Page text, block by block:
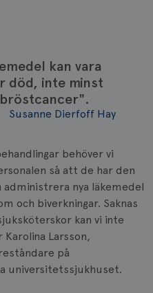
kan vara
död, inte minst
Susanne Dierfoff Hay
behöver vi
så att de har den
administrera nya läkemedel
och biverkningar. Saknas
kan vi inte
Karolina Larsson,
på
universitetssjukhuset.